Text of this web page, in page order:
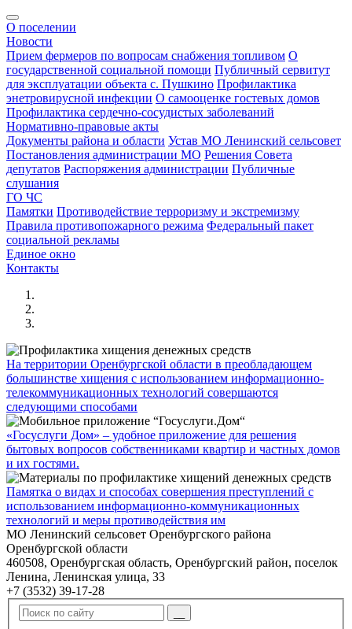
О поселении
Новости
Прием фермеров по вопросам снабжения топливом О
государственной социальной помощи Публичный сервитут
для эксплуатации объекта с. Пушкино Профилактика
энетровирусной инфекции О самооценке гостевых домов
Профилактика сердечно-сосудистых заболеваний
Нормативно-правовые акты
Документы района и области Устав МО Ленинский сельсовет
Постановления администрации МО Решения Совета
депутатов Распоряжения администрации Публичные
слушания
ГО ЧС
Памятки Противодействие терроризму и экстремизму
Правила противопожарного режима Федеральный пакет
социальной рекламы
Единое окно
Контакты
На территории Оренбургской области в преобладающем
большинстве хищения с использованием информационно-
телекоммуникационных технологий совершаются
следующими способами
«Госуслуги Дом» – удобное приложение для решения
бытовых вопросов собственниками квартир и частных домов
и их гостями.
Памятка о видах и способах совершения преступлений с
использованием информационно-коммуникационных
технологий и меры противодействия им
МО Ленинский сельсовет Оренбургского района
Оренбургской области
460508, Оренбургская область, Оренбургский район, поселок
Ленина, Ленинская улица, 33
+7 (3532) 39-17-28